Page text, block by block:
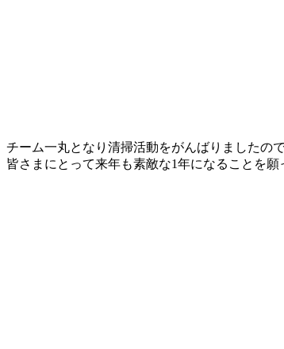
チーム一丸となり清掃活動をがんばりましたの
皆さまにとって来年も素敵な1年になることを願